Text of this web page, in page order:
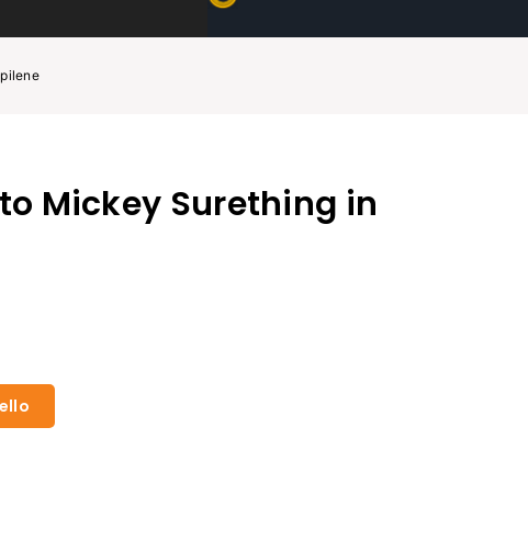
Mickey Surething in